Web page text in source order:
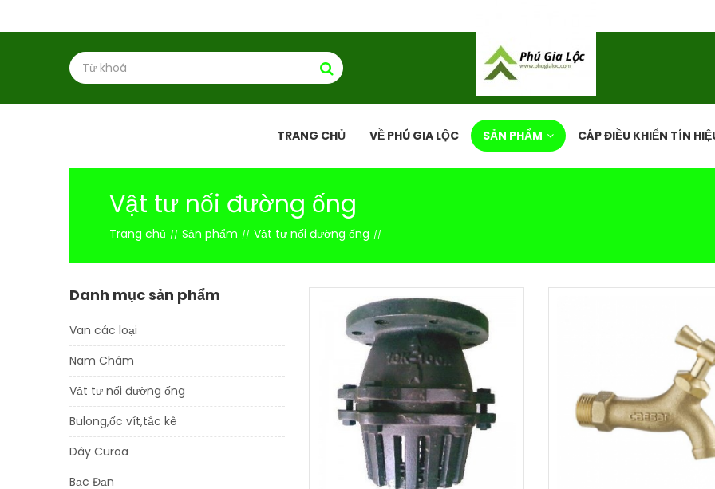
TRANG CHỦ VỀ PHÚ GIA LỘC SẢN PHẨM CÁP ĐIỀU KHIỂN TÍN
Vật tư nối đường ống
Trang chủ Sản phẩm Vật tư nối đường ống
Danh mục sản phẩm
Van các loại
Nam Châm
Vật tư nối đường ống
Bulong,ốc vít,tắc kê
Dây Curoa
Bạc Đạn